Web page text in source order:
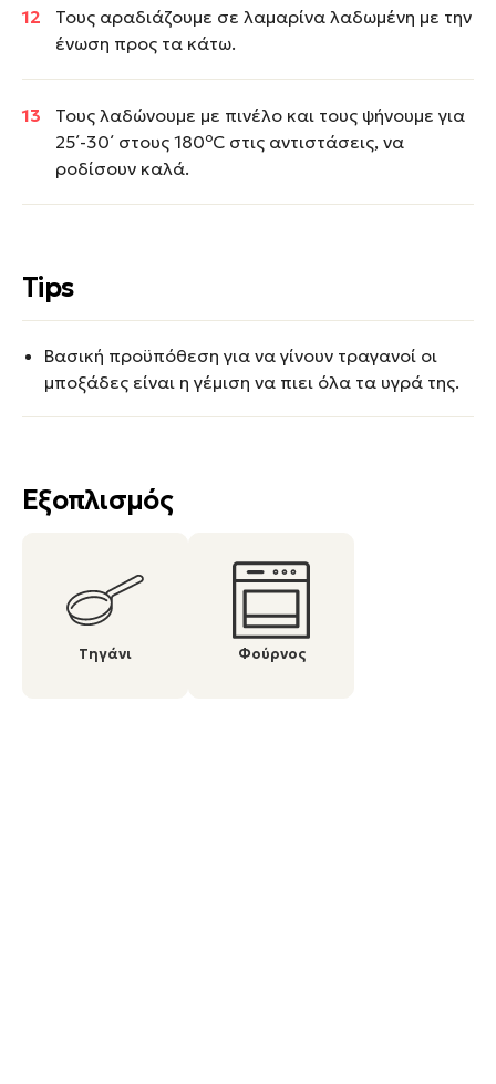
Εξοπλισμός
Τηγάνι Φούρνος
Τους αραδιάζουμε σε λαμαρίνα λαδωμένη με την
ένωση προς τα κάτω.
Τους λαδώνουμε με πινέλο και τους ψήνουμε για
25΄-30΄ στους 180οC στις αντιστάσεις, να
ροδίσουν καλά.
Tips
Βασική προϋπόθεση για να γίνουν τραγανοί οι
μποξάδες είναι η γέμιση να πιει όλα τα υγρά της.